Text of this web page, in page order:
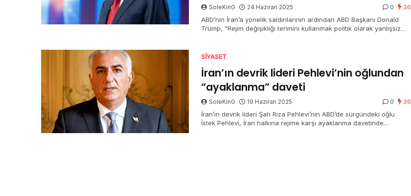
SoleKinG 24 Haziran 2025 0 36
ABD’nin İran’a yönelik saldırılarının ardından ABD Başkanı Donald
Trump, “Rejim değişikliği terimini kullanmak politik olarak yanlışsız
SIYASET
İran’ın devrik lideri Pehlevi’nin oğlundan
“ayaklanma” daveti
SoleKinG 19 Haziran 2025 0 36
İran’ın devrik lideri Şah Rıza Pehlevi’nin ABD’de sürgündeki oğlu
İstek Pehlevi, İran halkına rejime karşı ayaklanma davetinde